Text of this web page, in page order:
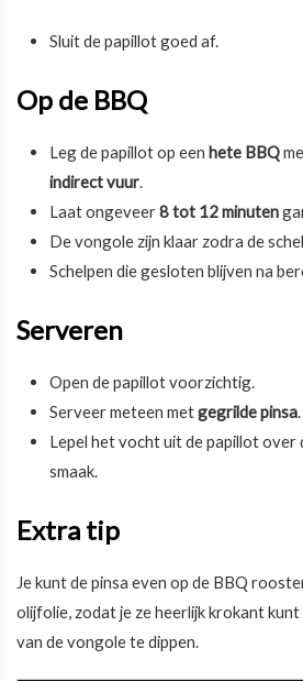
Sluit de papillot goed af.
Op de BBQ
Leg de papillot op een hete BBQ
indirect vuur.
Laat ongeveer8 tot 12 minuten
De vongole zijn klaar zodra de
Schelpen die gesloten blijven na
Serveren
Open de papillot voorzichtig.
Serveer meteen metgegrilde pinsa.
Lepel het vocht uit de papillot over
smaak.
Extra tip
Je kunt de pinsa even op de BBQ
olijfolie, zodat je ze heerlijk krokant
van de vongole te dippen.